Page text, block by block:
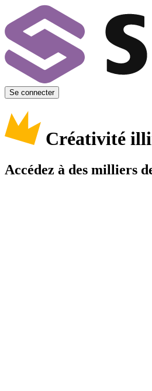
Se connecter
Créativité
Accédez à des milliers